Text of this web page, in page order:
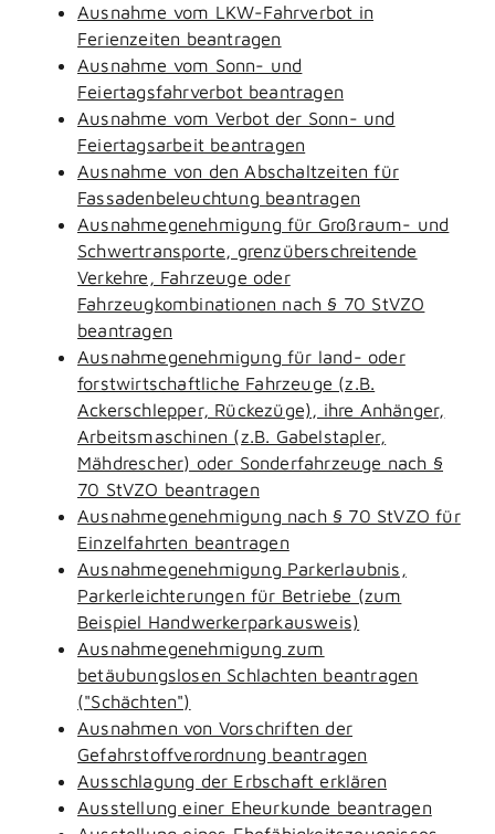
Ausnahme vom LKW-Fahrverbot in
Ferienzeiten beantragen
Ausnahme vom Sonn- und
Feiertagsfahrverbot beantragen
Ausnahme vom Verbot der Sonn- und
Feiertagsarbeit beantragen
Ausnahme von den Abschaltzeiten für
Fassadenbeleuchtung beantragen
Ausnahmegenehmigung für Großraum- und
Schwertransporte, grenzüberschreitende
Verkehre, Fahrzeuge oder
Fahrzeugkombinationen nach § 70 StVZO
beantragen
Ausnahmegenehmigung für land- oder
forstwirtschaftliche Fahrzeuge (z.B.
Ackerschlepper, Rückezüge), ihre Anhänger,
Arbeitsmaschinen (z.B. Gabelstapler,
Mähdrescher) oder Sonderfahrzeuge nach §
70 StVZO beantragen
Ausnahmegenehmigung nach § 70 StVZO für
Einzelfahrten beantragen
Ausnahmegenehmigung Parkerlaubnis,
Parkerleichterungen für Betriebe (zum
Beispiel Handwerkerparkausweis)
Ausnahmegenehmigung zum
betäubungslosen Schlachten beantragen
("Schächten")
Ausnahmen von Vorschriften der
Gefahrstoffverordnung beantragen
Ausschlagung der Erbschaft erklären
Ausstellung einer Eheurkunde beantragen